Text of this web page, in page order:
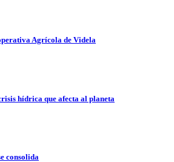
Agrícola de Videla
hídrica que afecta al planeta
consolida